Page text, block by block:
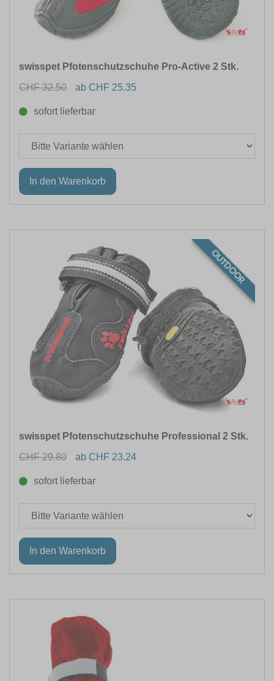
swisspet Pfotenschutzschuhe Pro-Active 2 Stk.
CHF 32.50
ab CHF 25.35
sofort lieferbar
OUTDOOR
swisspet Pfotenschutzschuhe Professional 2 Stk.
CHF 29.80
ab CHF 23.24
sofort lieferbar